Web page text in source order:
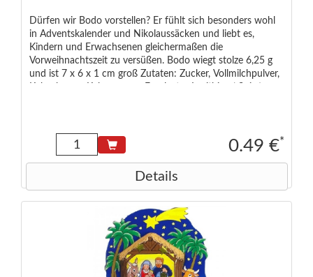
Dürfen wir Bodo vorstellen? Er fühlt sich besonders wohl
in Adventskalender und Nikolaussäcken und liebt es,
Kindern und Erwachsenen gleichermaßen die
Vorweihnachtszeit zu versüßen. Bodo wiegt stolze 6,25 g
und ist 7 x 6 x 1 cm groß Zutaten: Zucker, Vollmilchpulver,
0.49 €*
Details